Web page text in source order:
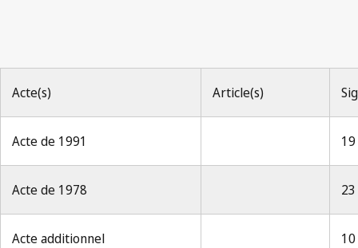
Acte(s) Article(s)
Acte de 1991
Acte de 1978
Acte additionnel